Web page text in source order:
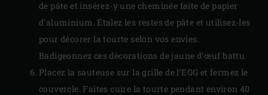
de pâte et insérez-y une cheminée faite de papier
d’aluminium. Étalez les restes de pâte et utilisez-les
pour décorer la tourte selon vos envies.
Badigeonnez ces décorations de jaune d’œuf battu.
Placez la sauteuse sur la grille de l’EGG et fermez le
couvercle. Faites cuire la tourte pendant environ 40